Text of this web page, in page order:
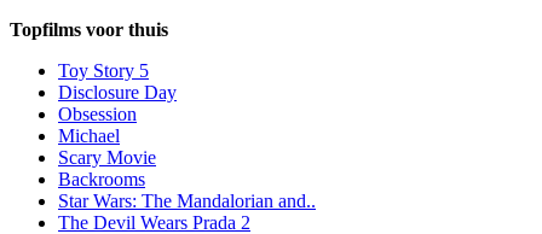
Topfilms voor thuis
Toy Story 5
Disclosure Day
Obsession
Michael
Scary Movie
Backrooms
Star Wars: The Mandalorian and..
The Devil Wears Prada 2